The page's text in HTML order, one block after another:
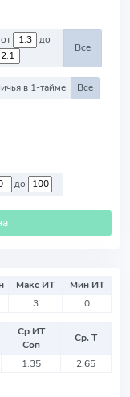
Победа от до
Все
в 1-тайме Все
до
Макс ИТ
Мин ИТ
3 0
Ср ИТ
Соп
Ср. Т
1.35 2.65